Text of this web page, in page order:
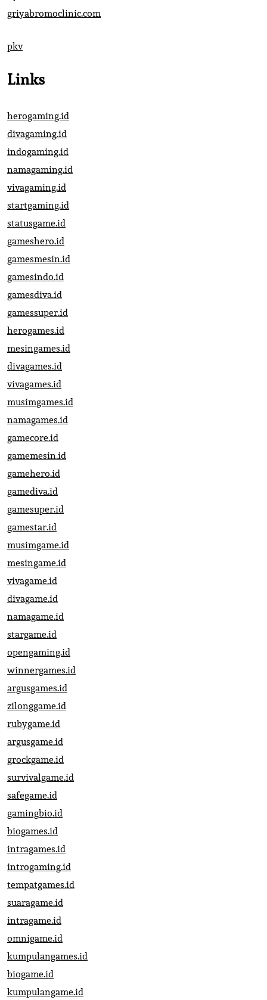
griyabromoclinic.com
pkv
Links
herogaming.id
divagaming.id
indogaming.id
namagaming.id
vivagaming.id
startgaming.id
statusgame.id
gameshero.id
gamesmesin.id
gamesindo.id
gamesdiva.id
gamessuper.id
herogames.id
mesingames.id
divagames.id
vivagames.id
musimgames.id
namagames.id
gamecore.id
gamemesin.id
gamehero.id
gamediva.id
gamesuper.id
gamestar.id
musimgame.id
mesingame.id
vivagame.id
divagame.id
namagame.id
stargame.id
opengaming.id
winnergames.id
argusgames.id
zilonggame.id
rubygame.id
argusgame.id
grockgame.id
survivalgame.id
safegame.id
gamingbio.id
biogames.id
intragames.id
introgaming.id
tempatgames.id
suaragame.id
intragame.id
omnigame.id
kumpulangames.id
biogame.id
kumpulangame.id